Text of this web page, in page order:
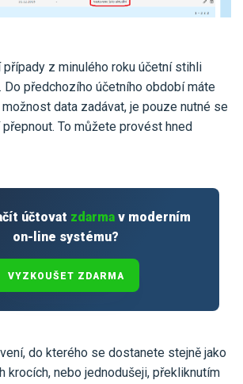
případy z minulého roku účetní stihli
předchozího účetního období máte
data zadávat, je pouze nutné se
To můžete provést hned
účtovat zdarmav moderním
on-line systému?
VYZKOUŠET ZDARMA
do kterého se dostanete stejně jako
krocích, nebo jednodušeji, překliknutím